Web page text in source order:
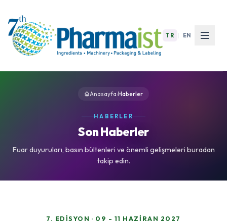
TR EN
Anasayfa›Haberler
HABERLER
Son Haberler
Fuar duyuruları, basın bültenleri ve önemli gelişmeleri buradan
takip edin.
7. EDISYON · 09 - 11 HAZIRAN 2027